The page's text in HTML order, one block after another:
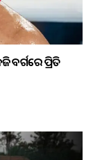
ବର୍ଗରେ ପ୍ରିତି